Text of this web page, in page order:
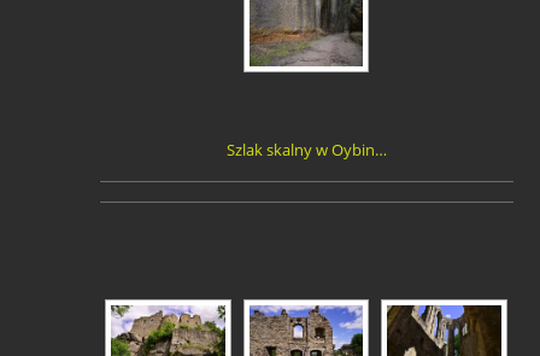
Szlak skalny w Oybin…